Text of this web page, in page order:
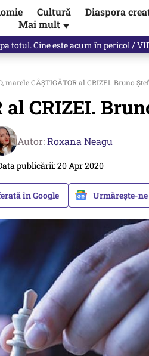
Cultură Diaspora
Mai mult ▼
totul. Cine este acum în pericol /
marele CÂȘTIGĂTOR al CRIZEI. Bruno
al CRIZEI.
Autor:Roxana Neagu
publicării: 20 Apr 2020
în Google Urmărește-ne